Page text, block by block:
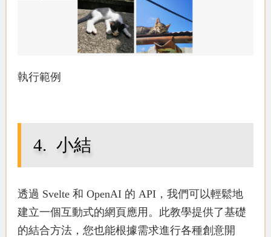
執行範例
小結
透過 Svelte 和 OpenAI 的 API，我們可以輕鬆地
建立一個互動式的網頁應用。此教學提供了基礎
的結合方法，您也能根據需求進行各種創意開